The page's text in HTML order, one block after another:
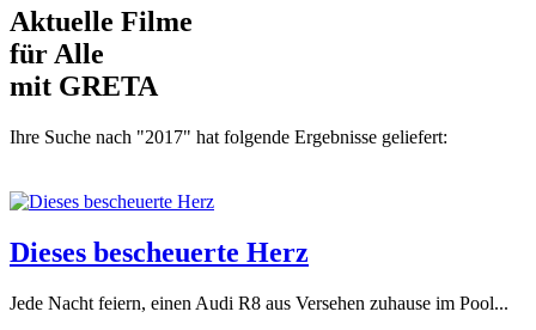
Aktuelle Filme
für Alle
mit GRETA
Ihre Suche nach "2017" hat folgende Ergebnisse geliefert:
Dieses bescheuerte Herz
Jede Nacht feiern, einen Audi R8 aus Versehen zuhause im Pool...